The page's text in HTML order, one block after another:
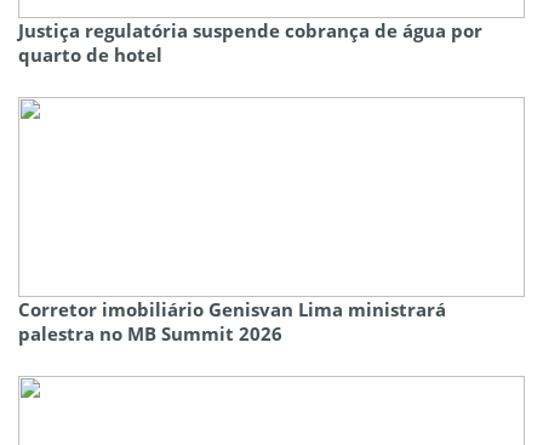
Justiça regulatória suspende cobrança de água por
quarto de hotel
Corretor imobiliário Genisvan Lima ministrará
palestra no MB Summit 2026